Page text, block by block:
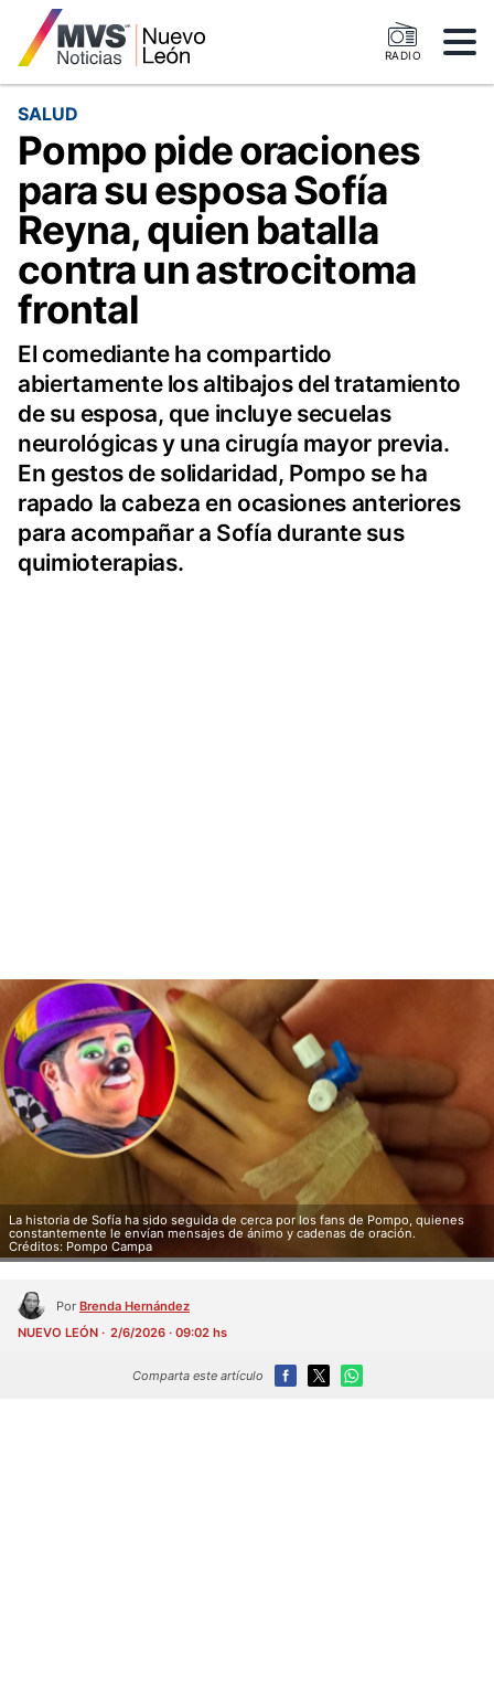
RADIO
SALUD
Pompo pide oraciones
para su esposa Sofía
Reyna, quien batalla
contra un astrocitoma
frontal
El comediante ha compartido
abiertamente los altibajos del tratamiento
de su esposa, que incluye secuelas
neurológicas y una cirugía mayor previa.
En gestos de solidaridad, Pompo se ha
rapado la cabeza en ocasiones anteriores
para acompañar a Sofía durante sus
quimioterapias.
La historia de Sofía ha sido seguida de cerca por los fans de Pompo, quienes
constantemente le envían mensajes de ánimo y cadenas de oración.
Créditos: Pompo Campa
Por Brenda Hernández
NUEVO LEÓN
2/6/2026 · 09:02 hs
Comparta este artículo